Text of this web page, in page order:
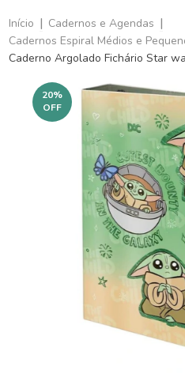
Início | Cadernos e Agendas |
Cadernos Espiral Médios e
Caderno Argolado Fichário Star
20%
OFF